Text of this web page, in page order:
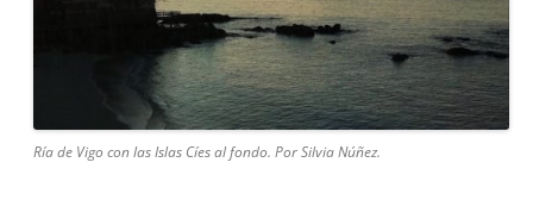
Ría de Vigo con las Islas Cíes al fondo. Por Silvia Núñez.